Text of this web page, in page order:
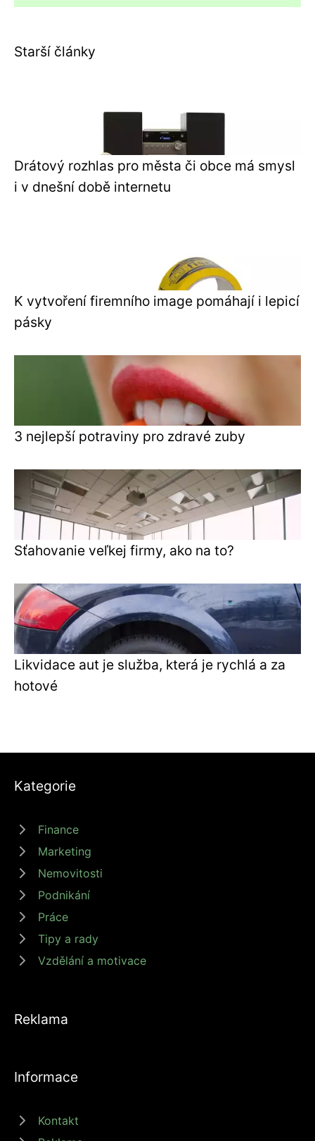
Starší články
Drátový rozhlas pro města či obce má smysl
i v dnešní době internetu
K vytvoření firemního image pomáhají i lepicí
pásky
3 nejlepší potraviny pro zdravé zuby
Sťahovanie veľkej firmy, ako na to?
Likvidace aut je služba, která je rychlá a za
hotové
Kategorie
Finance
Marketing
Nemovitosti
Podnikání
Práce
Tipy a rady
Vzdělání a motivace
Reklama
Informace
Kontakt